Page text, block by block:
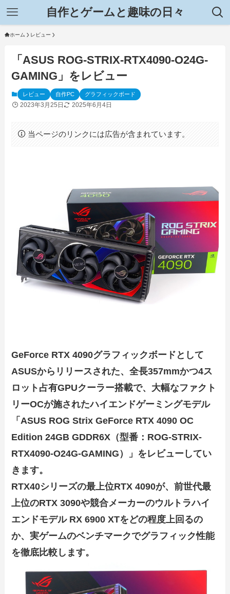
自作とゲームと趣味の日々
ホーム レビュー
「ASUS ROG-STRIX-RTX4090-O24G-
GAMING」をレビュー
レビュー 自作PC グラフィックボード
2023年3月25日 2025年6月4日
当ページのリンクには広告が含まれています。
GeForce RTX 4090グラフィックボードとして
ASUSからリリースされた、全長357mmかつ4ス
ロット占有GPUクーラー搭載で、大幅なファクト
リーOCが施されたハイエンドゲーミングモデル
「ASUS ROG Strix GeForce RTX 4090 OC
Edition 24GB GDDR6X（型番：ROG-STRIX-
RTX4090-O24G-GAMING）」をレビューしてい
きます。
RTX40シリーズの最上位RTX 4090が、前世代最
上位のRTX 3090や競合メーカーのウルトラハイ
エンドモデル RX 6900 XTをどの程度上回るの
か、実ゲームのベンチマークでグラフィック性能
を徹底比較します。